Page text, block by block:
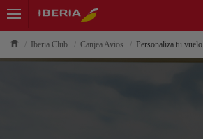
Iberia Club Canjea Avios Personaliza tu vuelo